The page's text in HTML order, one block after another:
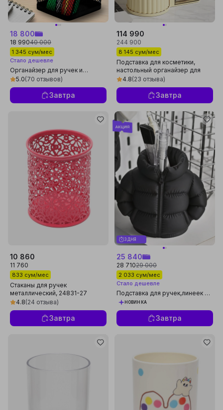
18 800
18 99040 000
1 345 сум/мес
Стало дешевле
Органайзер для ручек и
карандашей, металлический
5.0(70 отзывов)
Завтра
114 990
244 900
8 145 сум/мес
Подставка для косметики,
настольный органайзер для
канцелярии, подставка для
ручек!
4.8(23 отзыва)
Завтра
10 860
11 760
833 сум/мес
Стаканы для ручек
металлический, 24831-27
4.8(24 отзыва)
Завтра
3 ДНЯ
25 840
28 71029 000
2 033 сум/мес
Стало дешевле
Подставка для ручек,линеек и
других канцелярских
предметов
НОВИНКА
Завтра